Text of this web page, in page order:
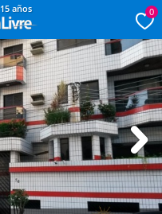
15 años 0
Next